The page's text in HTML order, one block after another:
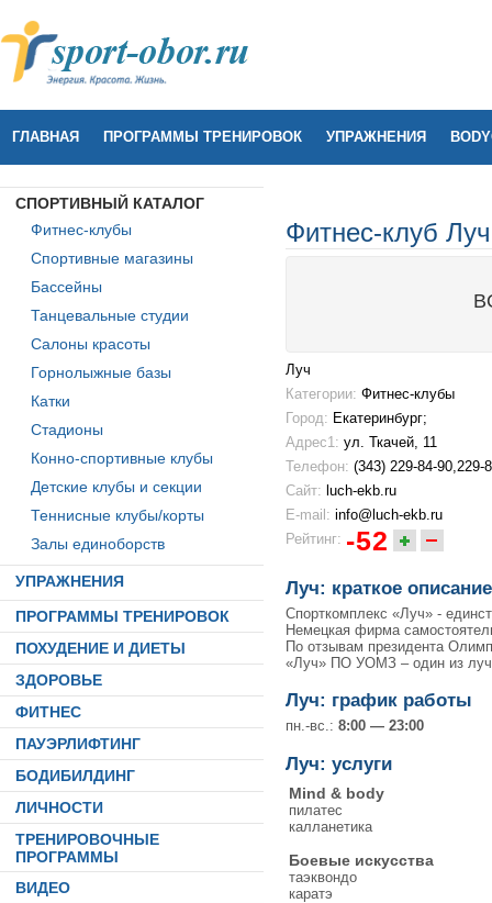
ГЛАВНАЯ ПРОГРАММЫ ТРЕНИРОВОК УПРАЖНЕНИЯ
СПОРТИВНЫЙ КАТАЛОГ
Фитнес-клубы
Спортивные магазины
Бассейны
Танцевальные студии
Салоны красоты
Горнолыжные базы
Катки
Стадионы
Конно-спортивные клубы
Детские клубы и секции
Теннисные клубы/корты
Залы единоборств
УПРАЖНЕНИЯ
ПРОГРАММЫ ТРЕНИРОВОК
ПОХУДЕНИЕ И ДИЕТЫ
ЗДОРОВЬЕ
ФИТНЕС
ПАУЭРЛИФТИНГ
БОДИБИЛДИНГ
ЛИЧНОСТИ
ТРЕНИРОВОЧНЫЕ
ПРОГРАММЫ
ВИДЕО
Фитнес-клуб Луч
Луч
Категории: Фитнес-клубы
Город: Екатеринбург;
Адрес1: ул. Ткачей, 11
Телефон: (343) 229-84-90,229-
Сайт: luch-ekb.ru
E-mail: info@luch-ekb.ru
Рейтинг: -52
Луч: краткое описание
Спорткомплекс «Луч» -
Немецкая фирма
По отзывам президента
«Луч» ПО УОМЗ – один из
Луч: график работы
пн.-вс.: 8:00 — 23:00
Луч: услуги
Mind & body
пилатес
калланетика
Боевые искусства
таэквондо
каратэ